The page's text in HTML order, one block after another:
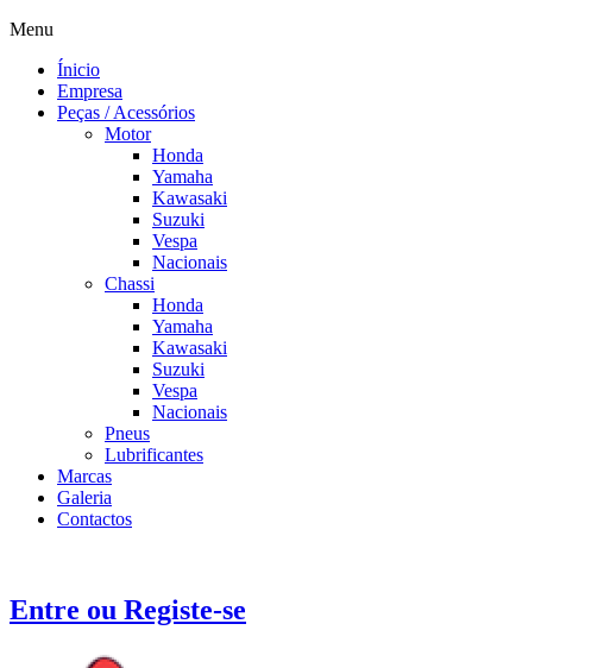
Menu
Ínicio
Empresa
Peças / Acessórios
Motor
Honda
Yamaha
Kawasaki
Suzuki
Vespa
Nacionais
Chassi
Honda
Yamaha
Kawasaki
Suzuki
Vespa
Nacionais
Pneus
Lubrificantes
Marcas
Galeria
Contactos
Entre ou Registe-se